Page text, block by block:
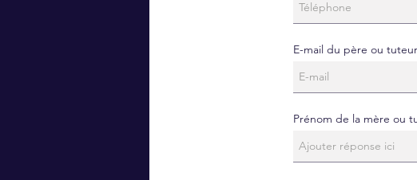
E-mail du père ou tuteur
Prénom de la mère ou